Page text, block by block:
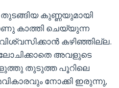
കുണ്ണയുമായി
കാത്തി ചെയ്യുന്ന
കഴിഞ്ഞില്ല.
അവളുടെ
തുടുത്ത പൂറിലെ
നോക്കി ഇരുന്നു,